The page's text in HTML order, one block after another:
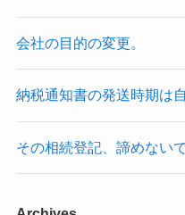
会社の目的の変更。
納税通知書の発送時期は
その相続登記、諦めないで